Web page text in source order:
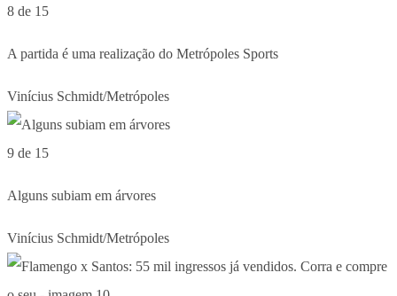
8 de 15
A partida é uma realização do Metrópoles Sports
Vinícius Schmidt/Metrópoles
9 de 15
Alguns subiam em árvores
Vinícius Schmidt/Metrópoles